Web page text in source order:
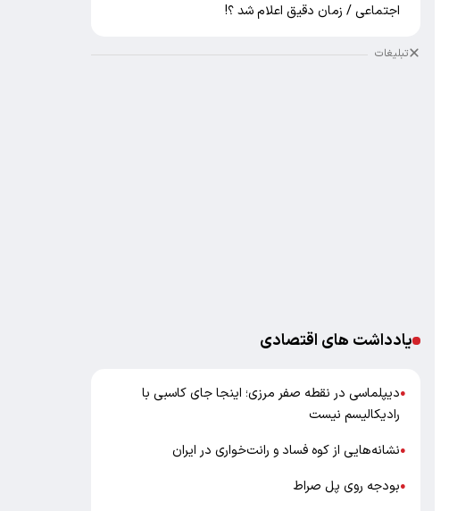
اجتماعی / زمان دقیق اعلام شد ؟!
تبلیغات
یادداشت های اقتصادی
●دیپلماسی در نقطه صفر مرزی؛ اینجا جای کاسبی با
رادیکالیسم نیست
●نشانه‌هایی از کوه فساد و رانت‌خواری در ایران
●بودجه روی پل صراط